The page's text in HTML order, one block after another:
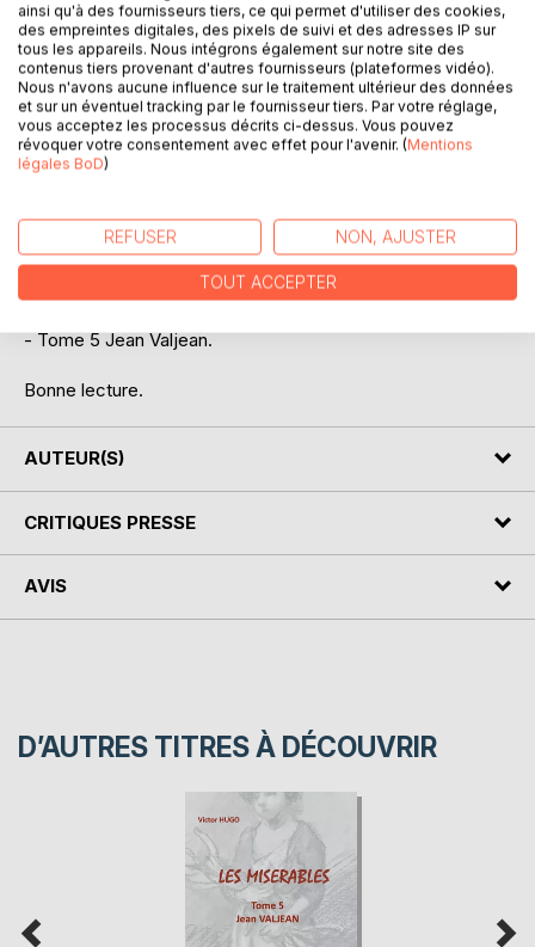
brosser une véritable fresque historique, sociale et
philosophique de son époque.
L'histoire se déroule au début du XIXème siècle entre la
bataille de Waterloo en 1815 et les émeutes de juin 1832.
Cette peinture très précise de la vie dans le Paris pauvre et
la province en a fait son succès populaire.
- Tome 1 Fantine
- Tome 2 Cosette
- Tome 5 Jean Valjean.
Bonne lecture.
AUTEUR(S)
CRITIQUES PRESSE
AVIS
D’AUTRES TITRES À DÉCOUVRIR
ainsi qu'à des fournisseurs tiers, ce qui permet d'utiliser des cookies,
des empreintes digitales, des pixels de suivi et des adresses IP sur
tous les appareils. Nous intégrons également sur notre site des
contenus tiers provenant d'autres fournisseurs (plateformes vidéo).
Nous n'avons aucune influence sur le traitement ultérieur des données
et sur un éventuel tracking par le fournisseur tiers. Par votre réglage,
vous acceptez les processus décrits ci-dessus. Vous pouvez
révoquer votre consentement avec effet pour l'avenir. (Mentions
légales BoD)
REFUSER NON, AJUSTER
TOUT ACCEPTER